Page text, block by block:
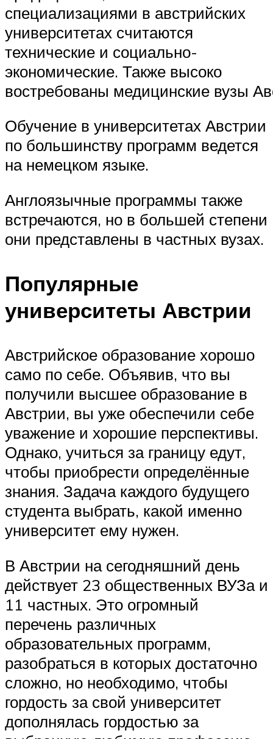
специализациями в австрийских
университетах считаются
технические и социально-
экономические. Также высоко
востребованы медицинские вузы
Обучение в университетах Австрии
по большинству программ ведется
на немецком языке.
Англоязычные программы также
встречаются, но в большей степени
они представлены в частных вузах.
Популярные
университеты Австрии
Австрийское образование хорошо
само по себе. Объявив, что вы
получили высшее образование в
Австрии, вы уже обеспечили себе
уважение и хорошие перспективы.
Однако, учиться за границу едут,
чтобы приобрести определённые
знания. Задача каждого будущего
студента выбрать, какой именно
университет ему нужен.
В Австрии на сегодняшний день
действует 23 общественных ВУЗа и
11 частных. Это огромный
перечень различных
образовательных программ,
разобраться в которых достаточно
сложно, но необходимо, чтобы
гордость за свой университет
дополнялась гордостью за